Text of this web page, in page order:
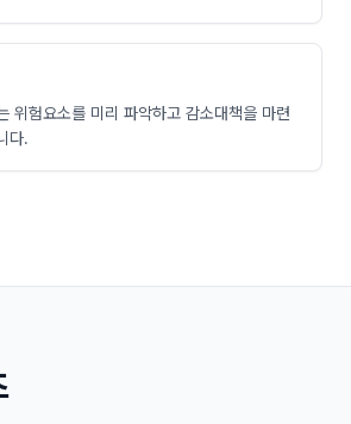
위험요소를 미리 파악하고 감소대책을 마련
다.